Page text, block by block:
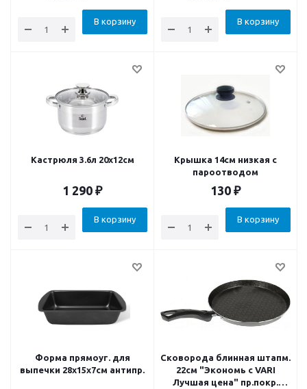
В корзину В корзину
Кастрюля 3.6л 20х12см
1 290 ₽
В корзину
Крышка 14см низкая с
пароотводом
130 ₽
В корзину
Форма прямоуг. для
выпечки 28x15x7см антипр.
Сковорода блинная штапм.
22см "Экономь с VARI
Лучшая цена" пр.покр.